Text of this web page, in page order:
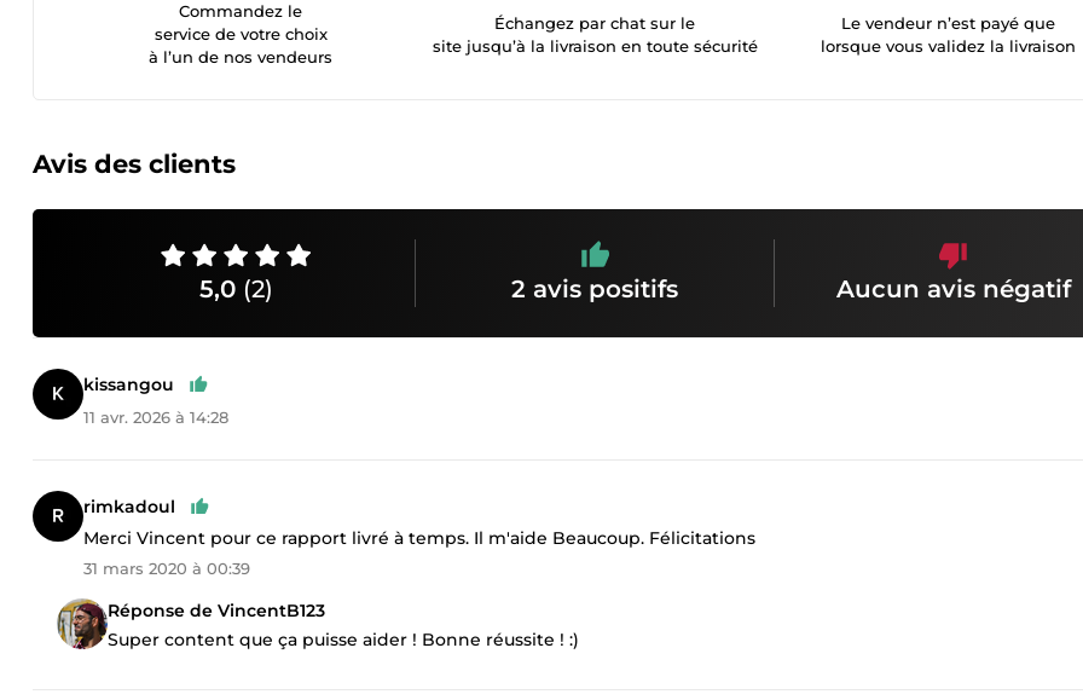
Commandez le
service de votre choix
à l’un de nos vendeurs
Échangez par chat sur le
site jusqu’à la livraison en toute sécurité
Le vendeur n’est payé que
lorsque vous validez la livraison
Avis des clients
5,0 (2) 2 avis positifs Aucun avis négatif
kissangou
11 avr. 2026 à 14:28
rimkadoul
Merci Vincent pour ce rapport livré à temps. Il m'aide Beaucoup. Félicitations
31 mars 2020 à 00:39
Réponse de VincentB123
Super content que ça puisse aider ! Bonne réussite ! :)